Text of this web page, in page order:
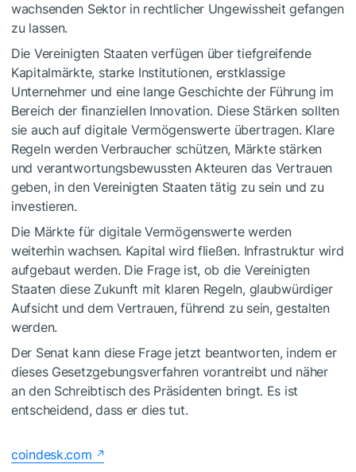
wachsenden Sektor in rechtlicher Ungewissheit gefangen
zu lassen.
Die Vereinigten Staaten verfügen über tiefgreifende
Kapitalmärkte, starke Institutionen, erstklassige
Unternehmer und eine lange Geschichte der Führung im
Bereich der finanziellen Innovation. Diese Stärken sollten
sie auch auf digitale Vermögenswerte übertragen. Klare
Regeln werden Verbraucher schützen, Märkte stärken
und verantwortungsbewussten Akteuren das Vertrauen
geben, in den Vereinigten Staaten tätig zu sein und zu
investieren.
Die Märkte für digitale Vermögenswerte werden
weiterhin wachsen. Kapital wird fließen. Infrastruktur wird
aufgebaut werden. Die Frage ist, ob die Vereinigten
Staaten diese Zukunft mit klaren Regeln, glaubwürdiger
Aufsicht und dem Vertrauen, führend zu sein, gestalten
werden.
Der Senat kann diese Frage jetzt beantworten, indem er
dieses Gesetzgebungsverfahren vorantreibt und näher
an den Schreibtisch des Präsidenten bringt. Es ist
entscheidend, dass er dies tut.
coindesk.com